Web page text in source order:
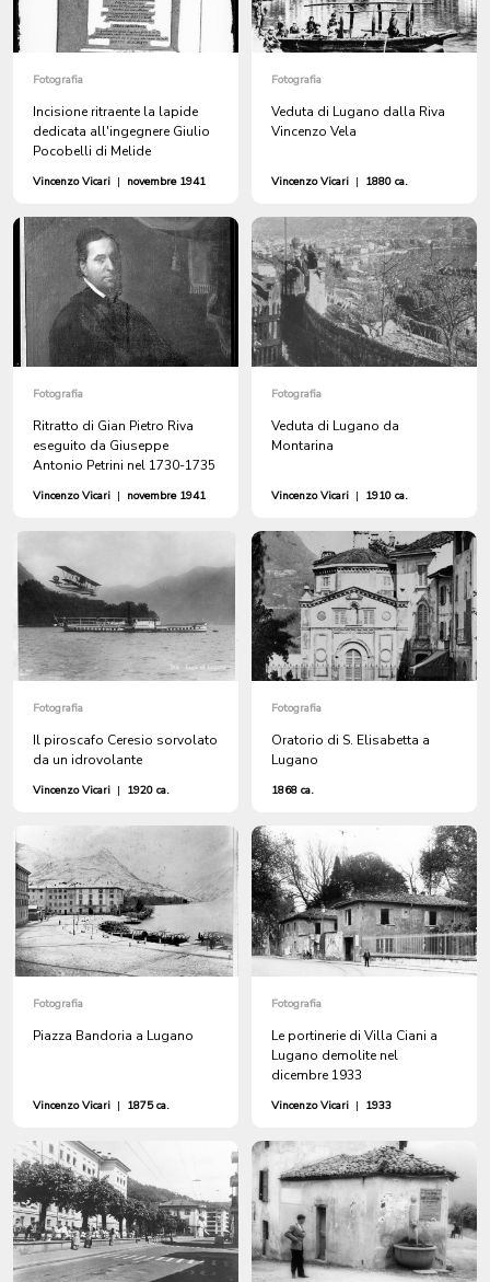
Fotografia
Incisione ritraente la lapide
dedicata all'ingegnere Giulio
Pocobelli di Melide
Vincenzo Vicari | novembre 1941
Fotografia
Veduta di Lugano dalla Riva
Vincenzo Vela
Vincenzo Vicari | 1880 ca.
Fotografia
Ritratto di Gian Pietro Riva
eseguito da Giuseppe
Antonio Petrini nel 1730-1735
Vincenzo Vicari | novembre 1941
Fotografia
Veduta di Lugano da
Montarina
Vincenzo Vicari | 1910 ca.
Fotografia
Il piroscafo Ceresio sorvolato
da un idrovolante
Vincenzo Vicari | 1920 ca.
Fotografia
Oratorio di S. Elisabetta a
Lugano
1868 ca.
Fotografia
Piazza Bandoria a Lugano
Vincenzo Vicari | 1875 ca.
Fotografia
Le portinerie di Villa Ciani a
Lugano demolite nel
dicembre 1933
Vincenzo Vicari | 1933